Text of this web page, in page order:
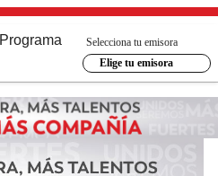
Programa
Selecciona tu emisora
Elige tu emisora